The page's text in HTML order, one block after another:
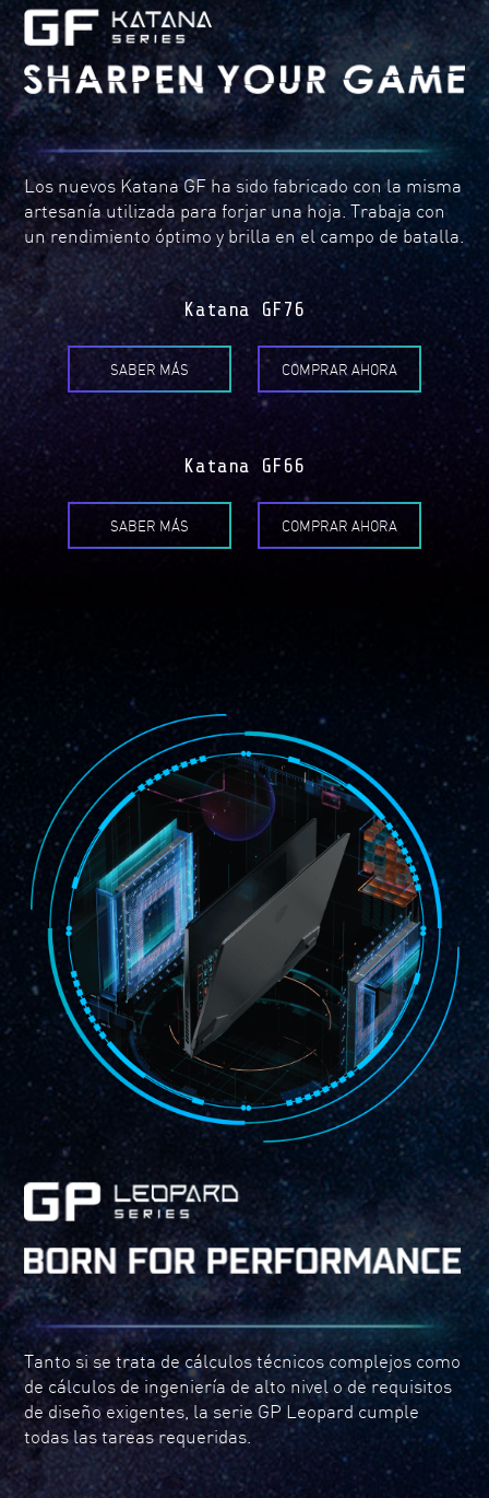
Los nuevos Katana GF ha sido fabricado con la misma
artesanía utilizada para forjar una hoja. Trabaja con
un rendimiento óptimo y brilla en el campo de batalla.
Katana GF76
SABER MÁS COMPRAR AHORA
Katana GF66
SABER MÁS COMPRAR AHORA
Tanto si se trata de cálculos técnicos complejos como
de cálculos de ingeniería de alto nivel o de requisitos
de diseño exigentes, la serie GP Leopard cumple
todas las tareas requeridas.